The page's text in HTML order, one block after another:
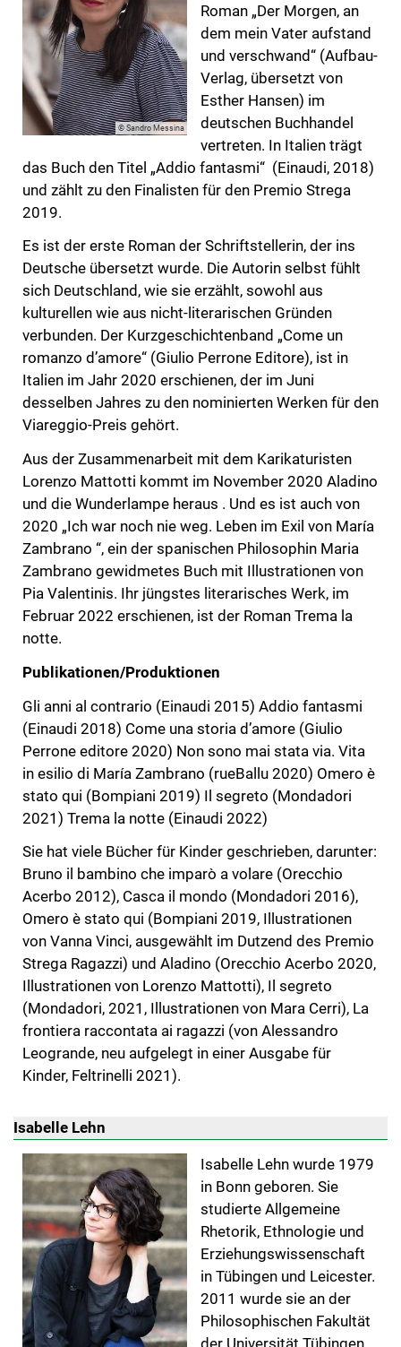
© Sandro Messina
Roman „Der Morgen, an
dem mein Vater aufstand
und verschwand“ (Aufbau-
Verlag, übersetzt von
Esther Hansen) im
deutschen Buchhandel
vertreten. In Italien trägt
das Buch den Titel „Addio fantasmi“ (Einaudi, 2018)
und zählt zu den Finalisten für den Premio Strega
2019.
Es ist der erste Roman der Schriftstellerin, der ins
Deutsche übersetzt wurde. Die Autorin selbst fühlt
sich Deutschland, wie sie erzählt, sowohl aus
kulturellen wie aus nicht-literarischen Gründen
verbunden. Der Kurzgeschichtenband „Come un
romanzo d’amore“ (Giulio Perrone Editore), ist in
Italien im Jahr 2020 erschienen, der im Juni
desselben Jahres zu den nominierten Werken für den
Viareggio-Preis gehört.
Aus der Zusammenarbeit mit dem Karikaturisten
Lorenzo Mattotti kommt im November 2020 Aladino
und die Wunderlampe heraus . Und es ist auch von
2020 „Ich war noch nie weg. Leben im Exil von María
Zambrano “, ein der spanischen Philosophin Maria
Zambrano gewidmetes Buch mit Illustrationen von
Pia Valentinis. Ihr jüngstes literarisches Werk, im
Februar 2022 erschienen, ist der Roman Trema la
notte.
Publikationen/Produktionen
Gli anni al contrario (Einaudi 2015) Addio fantasmi
(Einaudi 2018) Come una storia d’amore (Giulio
Perrone editore 2020) Non sono mai stata via. Vita
in esilio di María Zambrano (rueBallu 2020) Omero è
stato qui (Bompiani 2019) Il segreto (Mondadori
2021) Trema la notte (Einaudi 2022)
Sie hat viele Bücher für Kinder geschrieben, darunter:
Bruno il bambino che imparò a volare (Orecchio
Acerbo 2012), Casca il mondo (Mondadori 2016),
Omero è stato qui (Bompiani 2019, Illustrationen
von Vanna Vinci, ausgewählt im Dutzend des Premio
Strega Ragazzi) und Aladino (Orecchio Acerbo 2020,
Illustrationen von Lorenzo Mattotti), Il segreto
(Mondadori, 2021, Illustrationen von Mara Cerri), La
frontiera raccontata ai ragazzi (von Alessandro
Leogrande, neu aufgelegt in einer Ausgabe für
Kinder, Feltrinelli 2021).
Isabelle Lehn
Isabelle Lehn wurde 1979
in Bonn geboren. Sie
studierte Allgemeine
Rhetorik, Ethnologie und
Erziehungswissenschaft
in Tübingen und Leicester.
2011 wurde sie an der
Philosophischen Fakultät